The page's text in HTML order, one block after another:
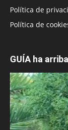
Política de
Política de
GUÍA ha
Reproductor
de
vídeo